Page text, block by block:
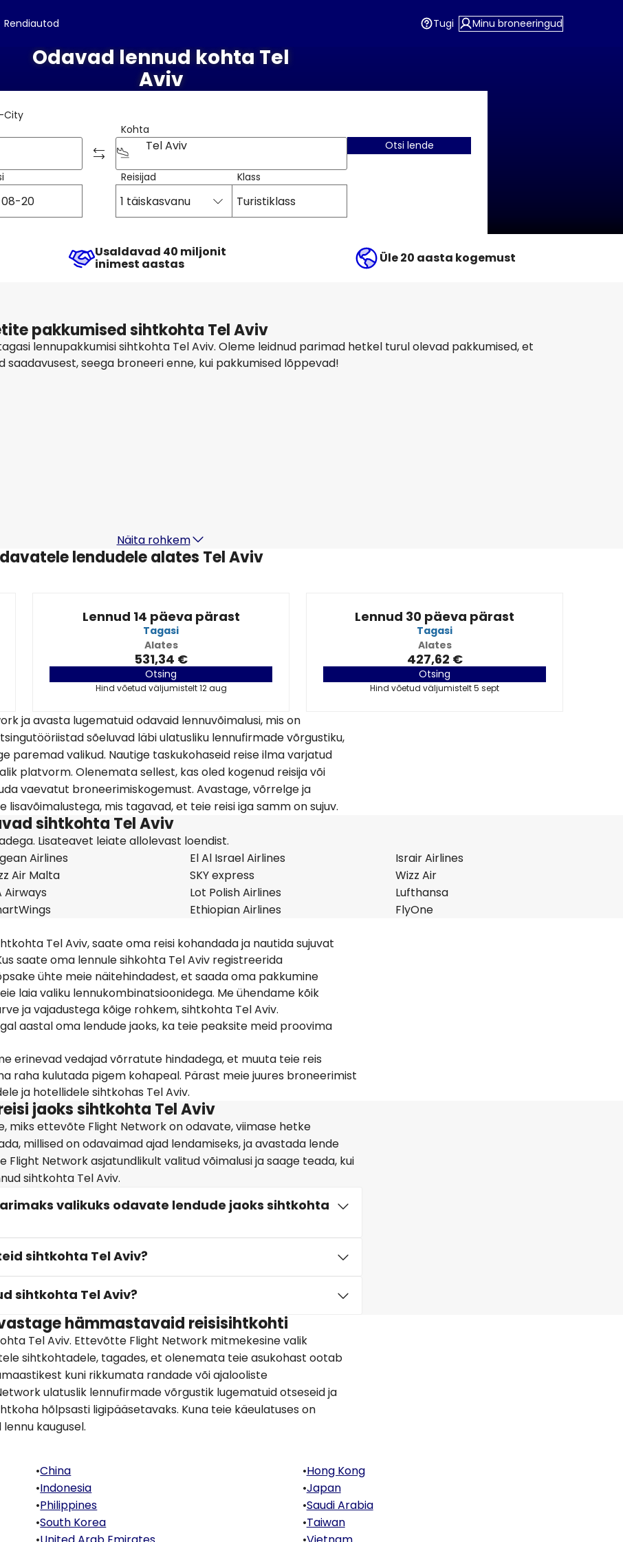
Rendiautod Tugi Minu broneeringud
Odavad lennud kohta Tel
Aviv
City
Kohta
Tel Aviv
Reisijad
1 täiskasvanu
Klass
Turistiklass
Otsi lende
Usaldavad 40 miljonit
inimest aastas Üle 20 aasta kogemust
pakkumised sihtkohta Tel Aviv
lennupakkumisi sihtkohta Tel Aviv. Oleme leidnud parimad hetkel turul olevad pakkumised, et
saadavusest, seega broneeri enne, kui pakkumised lõppevad!
Näita rohkem
lendudele alates Tel Aviv
Lennud 14 päeva pärast
Tagasi
Alates
531,34 €
Otsing
Hind võetud väljumistelt 12 aug
Lennud 30 päeva pärast
Tagasi
Alates
427,62 €
Otsing
Hind võetud väljumistelt 5 sept
ja avasta lugematuid odavaid lennuvõimalusi, mis on
sõeluvad läbi ulatusliku lennufirmade võrgustiku,
paremad valikud. Nautige taskukohaseid reise ilma varjatud
platvorm. Olenemata sellest, kas oled kogenud reisija või
vaevatut broneerimiskogemust. Avastage, võrrelge ja
mis tagavad, et teie reisi iga samm on sujuv.
sihtkohta Tel Aviv
Lisateavet leiate allolevast loendist.
Airlines El Al Israel Airlines
Israir Airlines
Air Malta SKY express
Wizz Air
Airways Lot Polish Airlines
Lufthansa
Ethiopian Airlines FlyOne
Tel Aviv, saate oma reisi kohandada ja nautida sujuvat
saate oma lennule sihkohta Tel Aviv registreerida
ühte meie näitehindadest, et saada oma pakkumine
laia valiku lennukombinatsioonidega. Me ühendame kõik
ja vajadustega kõige rohkem, sihtkohta Tel Aviv.
aastal oma lendude jaoks, ka teie peaksite meid proovima
erinevad vedajad võrratute hindadega, et muuta teie reis
raha kulutada pigem kohapeal. Pärast meie juures broneerimist
ja hotellidele sihtkohas Tel Aviv.
jaoks sihtkohta Tel Aviv
miks ettevõte Flight Network on odavate, viimase hetke
millised on odavaimad ajad lendamiseks, ja avastada lende
Network asjatundlikult valitud võimalusi ja saage teada, kui
sihtkohta Tel Aviv.
valikuks odavate lendude jaoks sihtkohta
sihtkohta Tel Aviv?
sihtkohta Tel Aviv?
hämmastavaid reisisihtkohti
Tel Aviv. Ettevõtte Flight Network mitmekesine valik
sihtkohtadele, tagades, et olenemata teie asukohast ootab
kuni rikkumata randade või ajalooliste
ulatuslik lennufirmade võrgustik lugematuid otseseid ja
hõlpsasti ligipääsetavaks. Kuna teie käeulatuses on
kaugusel.
•China •Hong Kong
•Indonesia •Japan
•Philippines •Saudi Arabia
•South Korea •Taiwan